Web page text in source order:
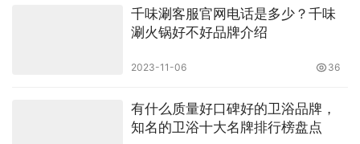
千味涮客服官网电话是多少？千味
涮火锅好不好品牌介绍
2023-11-06 36
有什么质量好口碑好的卫浴品牌，
知名的卫浴十大名牌排行榜盘点